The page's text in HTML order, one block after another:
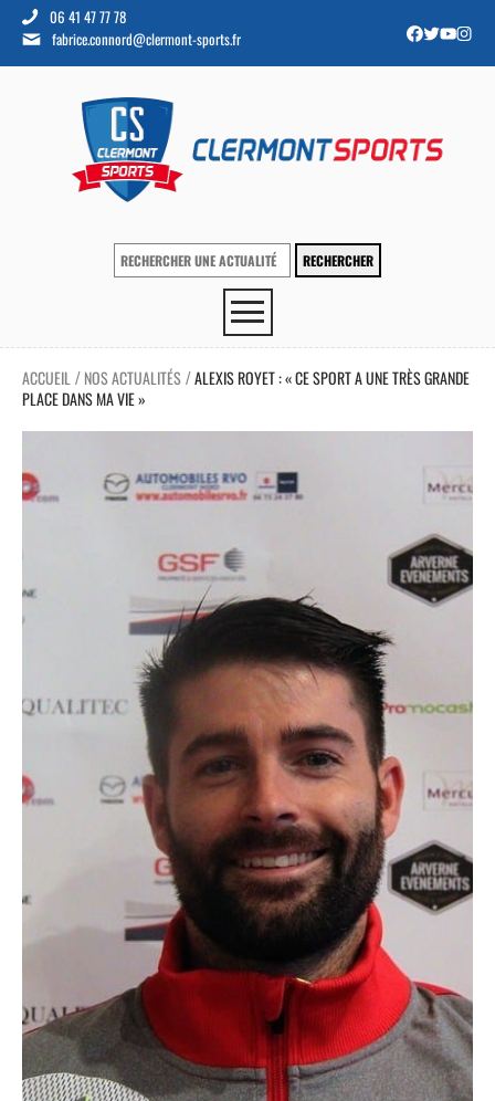
06 41 47 77 78
fabrice.connord@clermont-sports.fr
ACCUEIL / NOS ACTUALITÉS /ALEXIS ROYET : « CE SPORT A UNE TRÈS GRANDE
PLACE DANS MA VIE »